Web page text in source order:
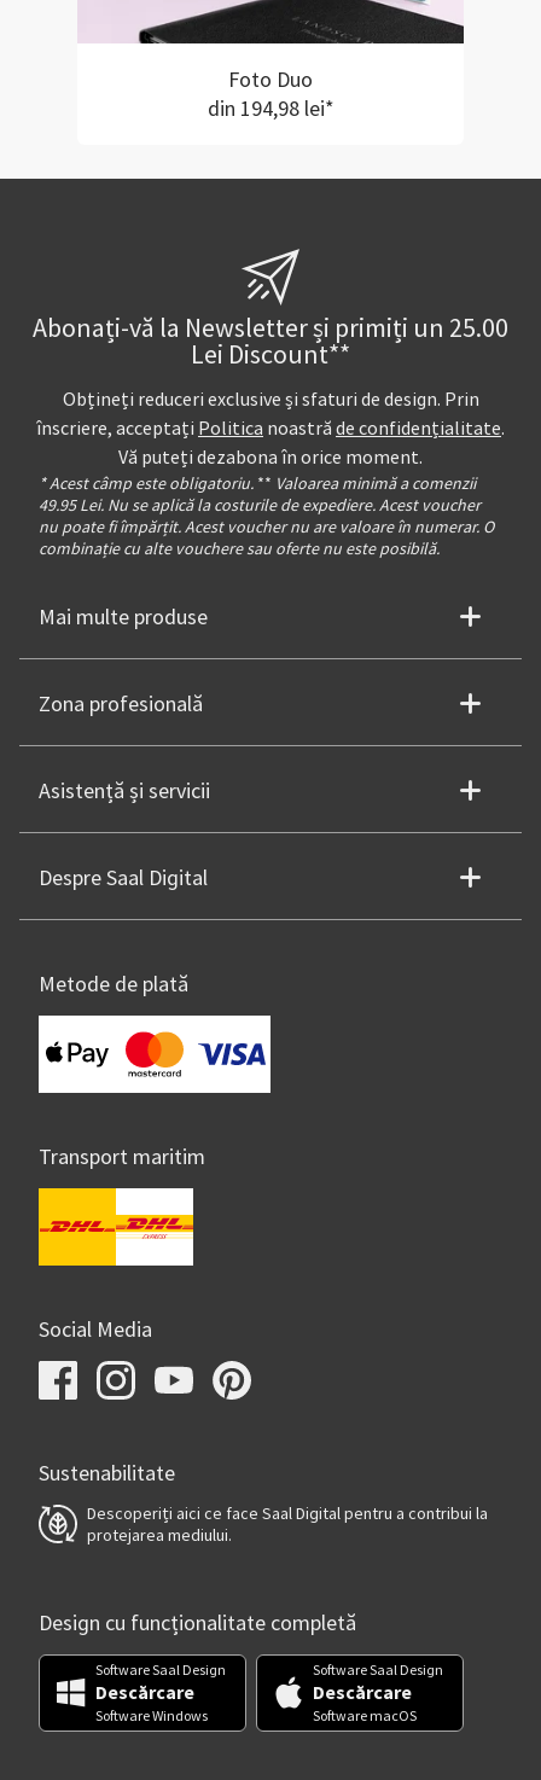
Foto Duo
din 194,98 lei*
Abonați-vă la Newsletter și primiți un 25.00
Lei Discount**
Obțineți reduceri exclusive și sfaturi de design. Prin
înscriere, acceptați Politica noastră de confidențialitate.
Vă puteți dezabona în orice moment.
* Acest câmp este obligatoriu. ** Valoarea minimă a comenzii
49.95 Lei. Nu se aplică la costurile de expediere. Acest voucher
nu poate fi împărțit. Acest voucher nu are valoare în numerar. O
combinație cu alte vouchere sau oferte nu este posibilă.
Mai multe produse
Zona profesională
Asistență și servicii
Despre Saal Digital
Metode de plată
Transport maritim
Social Media
Sustenabilitate
Descoperiți aici ce face Saal Digital pentru a contribui la
protejarea mediului.
Design cu funcționalitate completă
Software Saal Design
Descărcare
Software Windows
Software Saal Design
Descărcare
Software macOS